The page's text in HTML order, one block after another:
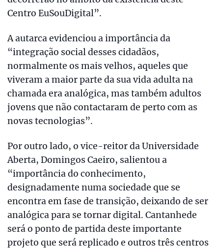
Centro EuSouDigital”.
A autarca evidenciou a importância da
“integração social desses cidadãos,
normalmente os mais velhos, aqueles que
viveram a maior parte da sua vida adulta na
chamada era analógica, mas também adultos
jovens que não contactaram de perto com as
novas tecnologias”.
Por outro lado, o vice-reitor da Universidade
Aberta, Domingos Caeiro, salientou a
“importância do conhecimento,
designadamente numa sociedade que se
encontra em fase de transição, deixando de ser
analógica para se tornar digital. Cantanhede
será o ponto de partida deste importante
projeto que será replicado e outros três centros